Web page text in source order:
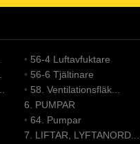
• 56-4 Luftavfuktare
• 56-6 Tjältinare
• 58. Ventilationsfläk...
6. PUMPAR
• 64. Pumpar
7. LIFTAR, LYFTANORD...